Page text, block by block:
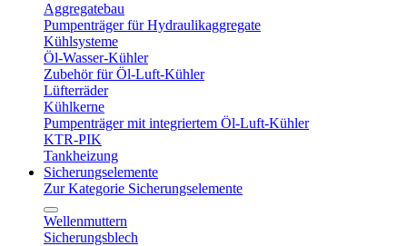
Aggregatebau
Pumpenträger für Hydraulikaggregate
Kühlsysteme
Öl-Wasser-Kühler
Zubehör für Öl-Luft-Kühler
Lüfterräder
Kühlkerne
Pumpenträger mit integriertem Öl-Luft-Kühler
KTR-PIK
Tankheizung
Sicherungselemente
Zur Kategorie Sicherungselemente
Wellenmuttern
Sicherungsblech